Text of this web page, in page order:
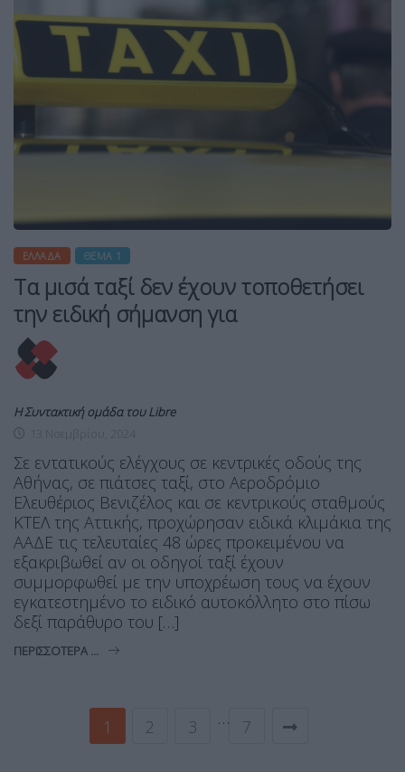
ΕΛΛΆΔΑ ΘΈΜΑ 1
Τα μισά ταξί δεν έχουν τοποθετήσει
την ειδική σήμανση για
Η Συντακτική ομάδα του Libre
Σε εντατικούς ελέγχους σε κεντρικές οδούς της
Αθήνας, σε πιάτσες ταξί, στο Αεροδρόμιο
Ελευθέριος Βενιζέλος και σε κεντρικούς σταθμούς
ΚΤΕΛ της Αττικής, προχώρησαν ειδικά κλιμάκια της
ΑΑΔΕ τις τελευταίες 48 ώρες προκειμένου να
εξακριβωθεί αν οι οδηγοί ταξί έχουν
συμμορφωθεί με την υποχρέωση τους να έχουν
εγκατεστημένο το ειδικό αυτοκόλλητο στο πίσω
δεξί παράθυρο του […]
ΠΕΡΙΣΣΌΤΕΡΑ ...
1 2 3 … 7